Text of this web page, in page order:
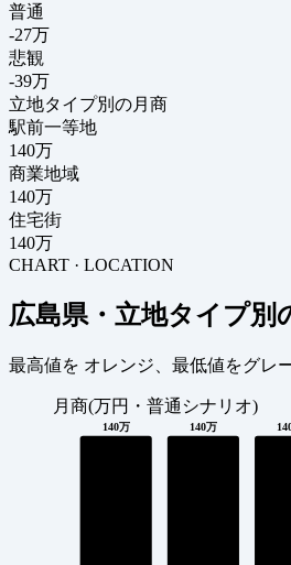
普通
-27万
悲観
-39万
立地タイプ別の月商
駅前一等地
140万
商業地域
140万
住宅街
140万
CHART · LOCATION
広島県・立地タイプ別
最高値を オレンジ 、最低値をグレ
月商(万円・普通シナリオ)
140万 140万